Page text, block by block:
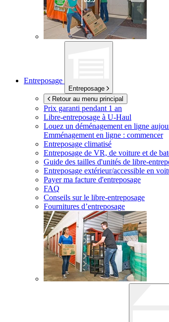
Entreposage
Entreposage
Retour au menu principal
Prix garanti pendant 1 an
Libre-entreposage à U-Haul
Louez un déménagement en ligne
Emménagement en ligne : commencer
Entreposage climatisé
Entreposage de VR, de voiture et de
Guide des tailles d'unités de libre-
Entreposage extérieur/accessible en
Payer ma facture d'entreposage
FAQ
Conseils sur le libre-entreposage
Fournitures d’entreposage